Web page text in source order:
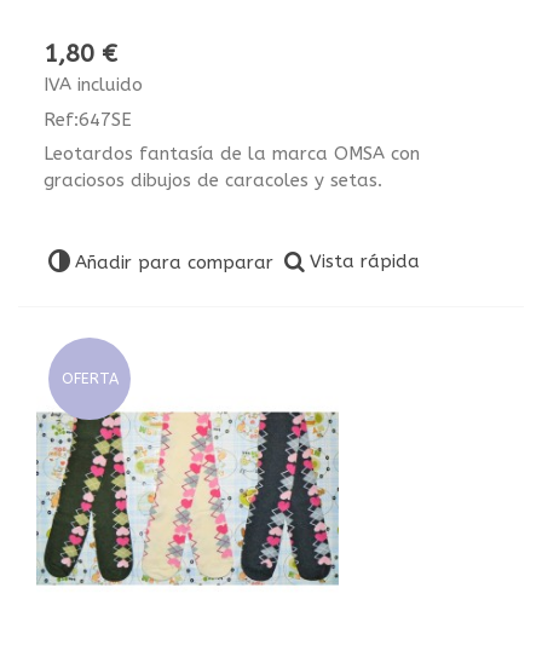
1,80 €
IVA incluido
Ref:647SE
Leotardos fantasía de la marca OMSA con
graciosos dibujos de caracoles y setas.
Añadir para comparar Vista rápida
OFERTA